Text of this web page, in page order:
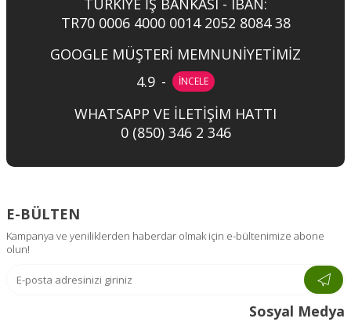
TÜRKİYE İŞ BANKASI - IBAN:
TR70 0006 4000 0014 2052 8084 38
GOOGLE MÜŞTERİ MEMNUNİYETİMİZ
4.9 - İNCELE
WHATSAPP VE İLETİŞİM HATTI
0 (850) 346 2 346
E-BÜLTEN
Kampanya ve yeniliklerden haberdar olmak için e-bültenimize abone
olun!
Sosyal Medya